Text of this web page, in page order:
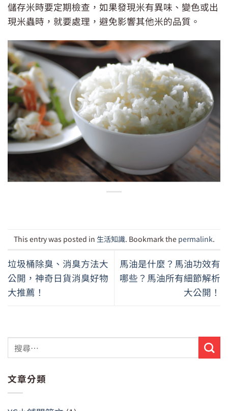
儲存米時要定期檢查，如果發現米有異味、變色或出
現米蟲時，就要處理，避免影響其他米的品質。
This entry was posted in 生活知識. Bookmark the permalink.
垃圾桶除臭、消臭方法大
公開，神奇日貨消臭好物
大推薦！
馬油是什麼？馬油功效有
哪些？馬油所有細節解析
大公開！
文章分類